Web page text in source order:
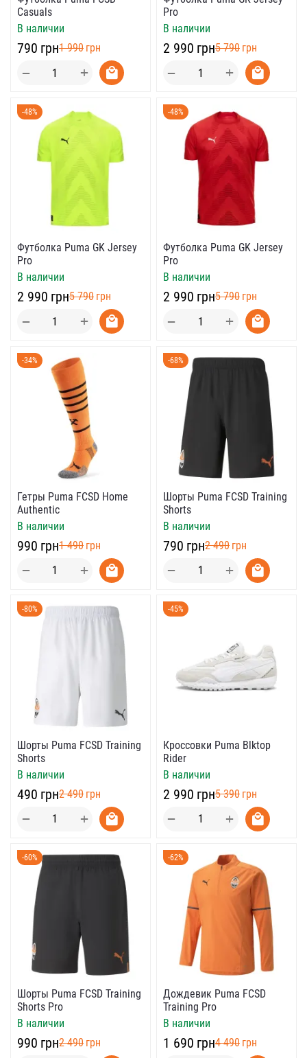
Casuals
В наличии
‍790‍ грн‍1 990‍ грн
+
−
Pro
В наличии
‍2 990‍ грн‍5 790‍ грн
+
−
-48%
Футболка Puma GK Jersey
Pro
В наличии
‍2 990‍ грн‍5 790‍ грн
+
−
-48%
Футболка Puma GK Jersey
Pro
В наличии
‍2 990‍ грн‍5 790‍ грн
+
−
-34%
Гетры Puma FCSD Home
Authentic
В наличии
‍990‍ грн‍1 490‍ грн
+
−
-68%
Шорты Puma FCSD Training
Shorts
В наличии
‍790‍ грн‍2 490‍ грн
+
−
-80%
Шорты Puma FCSD Training
Shorts
В наличии
‍490‍ грн‍2 490‍ грн
+
−
-45%
Кроссовки Puma Blktop
Rider
В наличии
‍2 990‍ грн‍5 390‍ грн
+
−
-60%
Шорты Puma FCSD Training
Shorts Pro
В наличии
‍990‍ грн‍2 490‍ грн
-62%
Дождевик Puma FCSD
Training Pro
В наличии
‍1 690‍ грн‍4 490‍ грн